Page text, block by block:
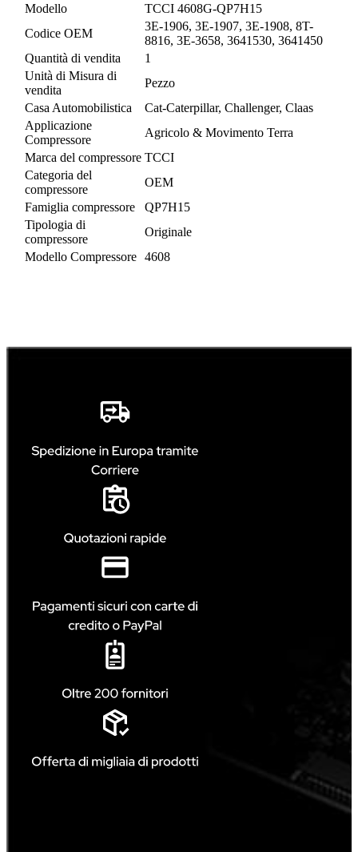
Modello
TCCI 4608G-QP7H15
Codice OEM
3E-1906, 3E-1907, 3E-1908, 8T-
8816, 3E-3658, 3641530, 3641450
Quantità di vendita
1
Unità di Misura di
vendita
Pezzo
Casa Automobilistica
Cat-Caterpillar, Challenger, Claas
Applicazione
Compressore
Agricolo & Movimento Terra
Marca del compressore TCCI
Categoria del
compressore
OEM
Famiglia compressore
QP7H15
Tipologia di
compressore
Originale
Modello Compressore 4608